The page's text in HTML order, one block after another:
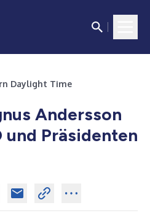
Daylight Time
Andersson
und Präsidenten